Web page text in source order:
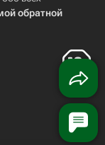
обратной